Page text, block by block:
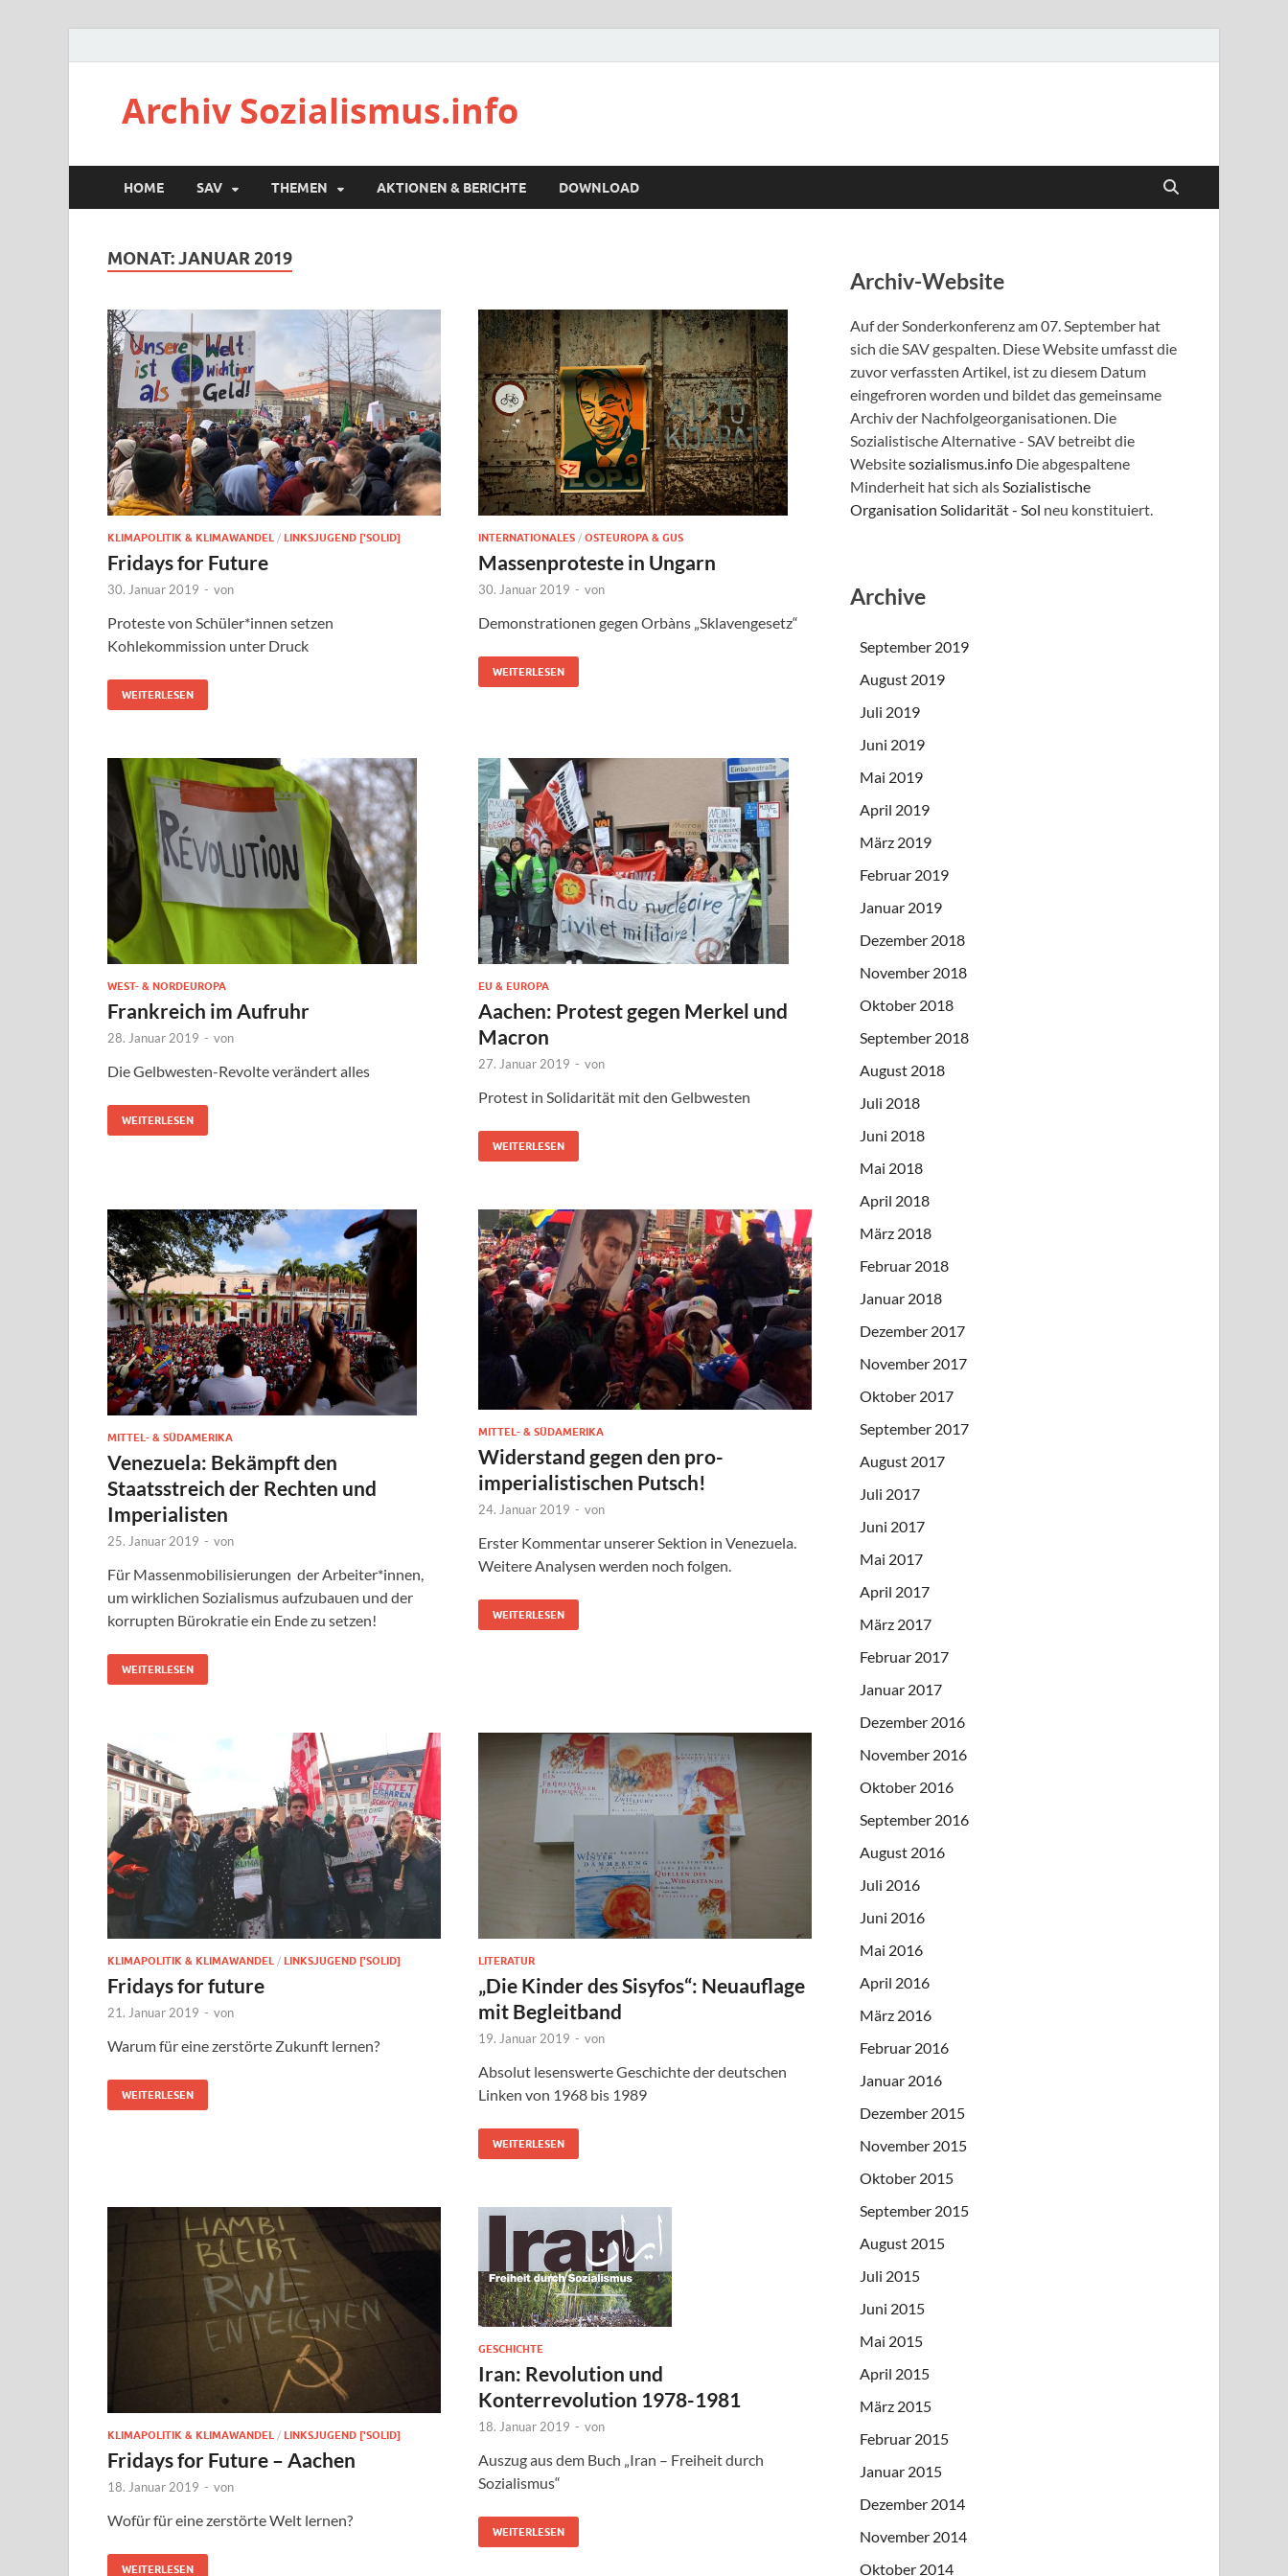
Archiv Sozialismus.info
HOME SAV THEMEN AKTIONEN & BERICHTE DOWNLOAD
MONAT:JANUAR 2019
KLIMAPOLITIK & KLIMAWANDEL / LINKSJUGEND ['SOLID]
Fridays for Future
30. Januar 2019 - von
Proteste von Schüler*innen setzen
Kohlekommission unter Druck
WEITERLESEN
INTERNATIONALES / OSTEUROPA & GUS
Massenproteste in Ungarn
30. Januar 2019 - von
Demonstrationen gegen Orbàns „Sklavengesetz“
WEITERLESEN
WEST- & NORDEUROPA
Frankreich im Aufruhr
28. Januar 2019 - von
Die Gelbwesten-Revolte verändert alles
WEITERLESEN
EU & EUROPA
Aachen: Protest gegen Merkel und
Macron
27. Januar 2019 - von
Protest in Solidarität mit den Gelbwesten
WEITERLESEN
MITTEL- & SÜDAMERIKA
Venezuela: Bekämpft den
Staatsstreich der Rechten und
Imperialisten
25. Januar 2019 - von
Für Massenmobilisierungen der Arbeiter*innen,
um wirklichen Sozialismus aufzubauen und der
korrupten Bürokratie ein Ende zu setzen!
WEITERLESEN
MITTEL- & SÜDAMERIKA
Widerstand gegen den pro-
imperialistischen Putsch!
24. Januar 2019 - von
Erster Kommentar unserer Sektion in Venezuela.
Weitere Analysen werden noch folgen.
WEITERLESEN
KLIMAPOLITIK & KLIMAWANDEL / LINKSJUGEND ['SOLID]
Fridays for future
21. Januar 2019 - von
Warum für eine zerstörte Zukunft lernen?
WEITERLESEN
LITERATUR
„Die Kinder des Sisyfos“: Neuauflage
mit Begleitband
19. Januar 2019 - von
Absolut lesenswerte Geschichte der deutschen
Linken von 1968 bis 1989
WEITERLESEN
KLIMAPOLITIK & KLIMAWANDEL / LINKSJUGEND ['SOLID]
Fridays for Future – Aachen
18. Januar 2019 - von
Wofür für eine zerstörte Welt lernen?
WEITERLESEN
GESCHICHTE
Iran: Revolution und
Konterrevolution 1978-1981
18. Januar 2019 - von
Auszug aus dem Buch „Iran – Freiheit durch
Sozialismus“
WEITERLESEN
Archiv-Website
Auf der Sonderkonferenz am 07. September hat
sich die SAV gespalten. Diese Website umfasst die
zuvor verfassten Artikel, ist zu diesem Datum
eingefroren worden und bildet das gemeinsame
Archiv der Nachfolgeorganisationen. Die
Sozialistische Alternative - SAV betreibt die
Websitesozialismus.info Die abgespaltene
Minderheit hat sich alsSozialistische
Organisation Solidarität - Sol neu konstituiert.
Archive
September 2019
August 2019
Juli 2019
Juni 2019
Mai 2019
April 2019
März 2019
Februar 2019
Januar 2019
Dezember 2018
November 2018
Oktober 2018
September 2018
August 2018
Juli 2018
Juni 2018
Mai 2018
April 2018
März 2018
Februar 2018
Januar 2018
Dezember 2017
November 2017
Oktober 2017
September 2017
August 2017
Juli 2017
Juni 2017
Mai 2017
April 2017
März 2017
Februar 2017
Januar 2017
Dezember 2016
November 2016
Oktober 2016
September 2016
August 2016
Juli 2016
Juni 2016
Mai 2016
April 2016
März 2016
Februar 2016
Januar 2016
Dezember 2015
November 2015
Oktober 2015
September 2015
August 2015
Juli 2015
Juni 2015
Mai 2015
April 2015
März 2015
Februar 2015
Januar 2015
Dezember 2014
November 2014
Oktober 2014